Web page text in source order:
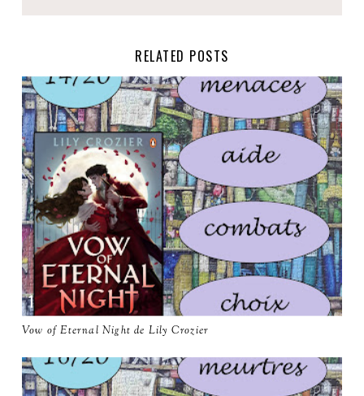
RELATED POSTS
Vow of Eternal Night de Lily Crozier